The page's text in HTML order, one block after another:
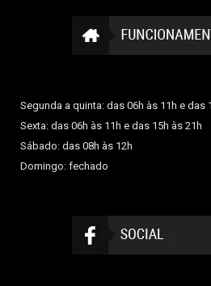
Segunda a quinta: das 06h às 11h e das
Sexta: das 06h às 11h e das 15h às 21h
Sábado: das 08h às 12h
Domingo: fechado